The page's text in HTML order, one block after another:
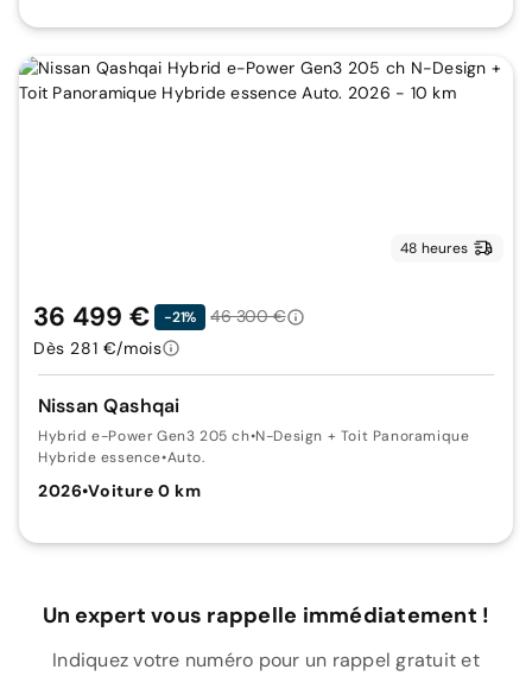
48 heures
Nissan Qashqai
Hybrid e-Power Gen3 205 ch•N-Design + Toit Panoramique
Hybride essence•Auto.
2026•Voiture 0 km
36 499 € -21%
46 300 €
Dès 281 €/mois
Un expert vous rappelle immédiatement !
Indiquez votre numéro pour un rappel gratuit et